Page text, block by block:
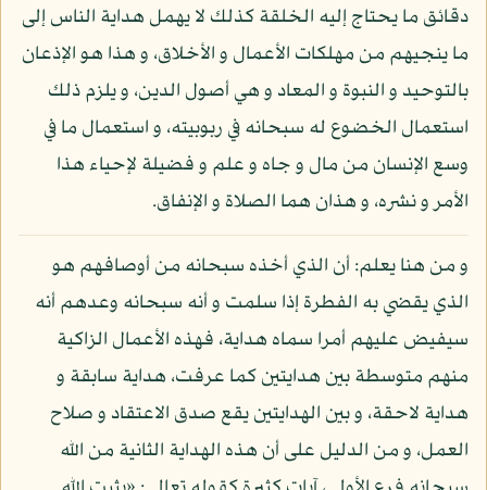
دقائق ما يحتاج إليه الخلقة كذلك لا يهمل هداية الناس إلى
ما ينجيهم من مهلكات الأعمال و الأخلاق، و هذا هو الإذعان
بالتوحيد و النبوة و المعاد و هي أصول الدين، و يلزم ذلك
استعمال الخضوع له سبحانه في ربوبيته، و استعمال ما في
وسع الإنسان من مال و جاه و علم و فضيلة لإحياء هذا
الأمر و نشره، و هذان هما الصلاة و الإنفاق.
و من هنا يعلم: أن الذي أخذه سبحانه من أوصافهم هو
الذي يقضي به الفطرة إذا سلمت و أنه سبحانه وعدهم أنه
سيفيض عليهم أمرا سماه هداية، فهذه الأعمال الزاكية
منهم متوسطة بين هدايتين كما عرفت، هداية سابقة و
هداية لاحقة، و بين الهدايتين يقع صدق الاعتقاد و صلاح
العمل، و من الدليل على أن هذه الهداية الثانية من الله